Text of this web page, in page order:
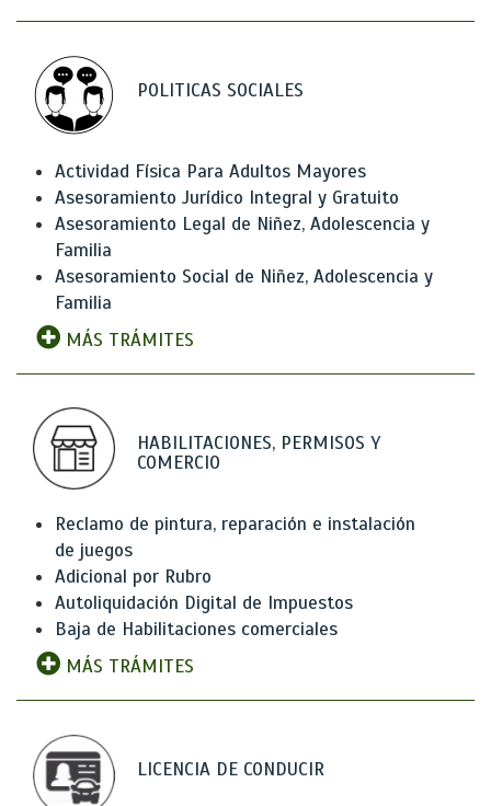
POLITICAS SOCIALES
Actividad Física Para Adultos Mayores
Asesoramiento Jurídico Integral y Gratuito
Asesoramiento Legal de Niñez, Adolescencia y
Familia
Asesoramiento Social de Niñez, Adolescencia y
Familia
MÁS TRÁMITES
HABILITACIONES, PERMISOS Y
COMERCIO
Reclamo de pintura, reparación e instalación
de juegos
Adicional por Rubro
Autoliquidación Digital de Impuestos
Baja de Habilitaciones comerciales
MÁS TRÁMITES
LICENCIA DE CONDUCIR